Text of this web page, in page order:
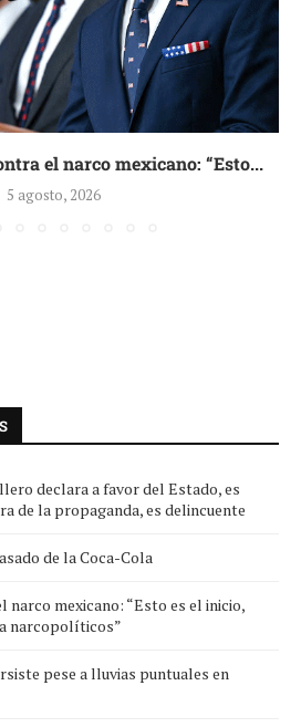
el narco mexicano: “Esto...
5 agosto, 2026
declara a favor del Estado, es
de la propaganda, es delincuente
de la Coca-Cola
narco mexicano: “Esto es el inicio,
narcopolíticos”
pese a lluvias puntuales en